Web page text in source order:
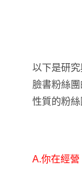
以下是研
臉書粉絲
性質的粉
A.你在經營